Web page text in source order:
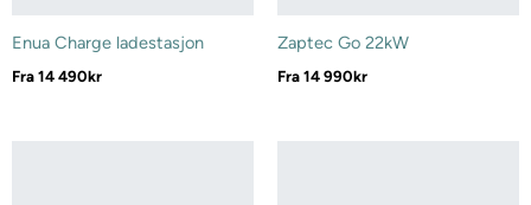
Enua Charge ladestasjon
Fra 14 490kr
Zaptec Go 22kW
Fra 14 990kr